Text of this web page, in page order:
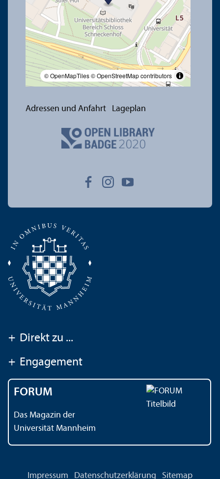
© OpenMapTiles© OpenStreetMap contributors
Adressen und Anfahrt Lageplan
+ Direkt zu ...
+ Engagement
FORUM
Das Magazin der
Universität Mannheim
Impressum Datenschutz­erklärung Sitemap